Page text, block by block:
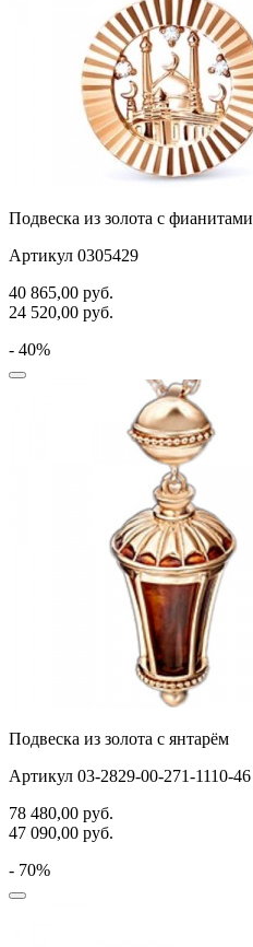
Подвеска из золота с фианитами
Артикул 0305429
40 865,00 руб.
24 520,00 руб.
- 40%
Подвеска из золота с янтарём
Артикул 03-2829-00-271-1110-46
78 480,00 руб.
47 090,00 руб.
- 70%